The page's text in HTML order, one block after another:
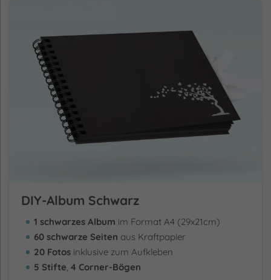
DIY-Album Schwarz
1 schwarzes Album im Format A4 (29x21cm)
60 schwarze Seiten aus Kraftpapier
20 Fotos inklusive zum Aufkleben
5 Stifte 4 Corner-Bögen